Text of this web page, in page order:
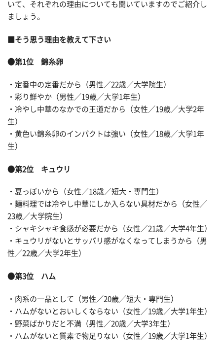
いて、それぞれの理由についても聞いていますのでご紹介し
ましょう。
■そう思う理由を教えて下さい
●第1位 錦糸卵
・定番中の定番だから（男性／22歳／大学院生）
・彩り鮮やか（男性／19歳／大学1年生）
・冷やし中華のなかでの王道だから（女性／19歳／大学2年
生）
・黄色い錦糸卵のインパクトは強い（女性／18歳／大学1年
生）
●第2位 キュウリ
・夏っぽいから（女性／18歳／短大・専門生）
・麺料理では冷やし中華にしか入らない具材だから（女性／
23歳／大学院生）
・シャキシャキ食感が必要だから（女性／21歳／大学4年生）
・キュウリがないとサッパリ感がなくなってしまうから（男
性／22歳／大学2年生）
●第3位 ハム
・肉系の一品として（男性／20歳／短大・専門生）
・ハムがないとおいしくならない（女性／19歳／大学1年生）
・野菜ばかりだと不満（男性／20歳／大学3年生）
・ハムがないと質素で物足りない（女性／19歳／大学1年生）